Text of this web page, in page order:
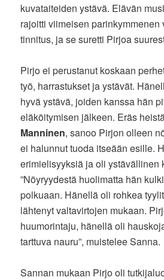
kuvataiteiden ystävä. Elävän
rajoitti viimeisen parinkymmenen
tinnitus, ja se suretti Pirjoa
Pirjo ei perustanut koskaan
työ, harrastukset ja ystävät.
hyvä ystävä, joiden kanssa hän
eläköitymisen jälkeen. Eräs
Manninen, sanoo Pirjon olleen
ei halunnut tuoda itseään esille.
erimielisyyksiä ja oli ystävällinen
”Nöyryydestä huolimatta hän
polkuaan. Hänellä oli rohkea
lähtenyt valtavirtojen mukaan.
huumorintaju, hänellä oli
tarttuva nauru”, muistelee Sanna.
Sannan mukaan Pirjo oli